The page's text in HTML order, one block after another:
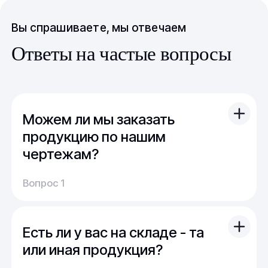
Вы спрашиваете, мы отвечаем
Ответы на частые вопросы
Можем ли мы заказать
продукцию по нашим
чертежам?
Вы можете отправить свой чертеж/проект
(в т.ч. примерный) с техническим заданием.
Мы можем изготовить для вас как мелкую
продукцию (метизы, точеные отводы,
детали), так и большие изделия
Вопрос 1
Есть ли у вас на складе - та
или иная продукция?